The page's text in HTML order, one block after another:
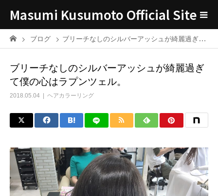
Masumi Kusumoto Official Site
ブログ ブリーチなしのシルバーアッシュが綺麗過ぎて僕の心はラプンツェル。
ブリーチなしのシルバーアッシュが綺麗過ぎ
て僕の心はラプンツェル。
2018.05.04 ヘアカラーリング